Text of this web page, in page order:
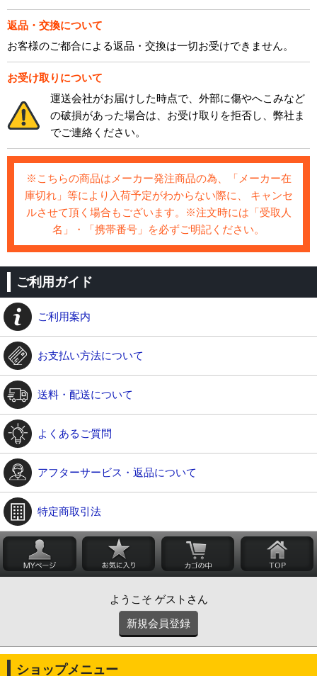
返品・交換について
お客様のご都合による返品・交換は一切お受けできません。
お受け取りについて
運送会社がお届けした時点で、外部に傷やへこみなど
の破損があった場合は、お受け取りを拒否し、弊社ま
でご連絡ください。
※こちらの商品はメーカー発注商品の為、「メーカー在
庫切れ」等により入荷予定がわからない際に、 キャンセ
ルさせて頂く場合もございます。※注文時には「受取人
名」・「携帯番号」を必ずご明記ください。
ご利用ガイド
ご利用案内
お支払い方法について
送料・配送について
よくあるご質問
アフターサービス・返品について
特定商取引法
ようこそ ゲストさん
新規会員登録
ショップメニュー